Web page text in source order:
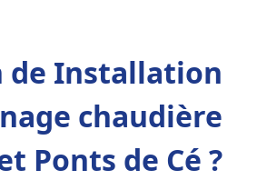
de Installation
chaudière
Ponts de Cé ?